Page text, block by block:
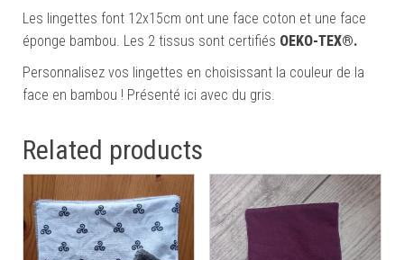
Les lingettes font 12x15cm ont une face coton et une face
éponge bambou. Les 2 tissus sont certifiés OEKO-TEX®.
Personnalisez vos lingettes en choisissant la couleur de la
face en bambou ! Présenté ici avec du gris.
Related products